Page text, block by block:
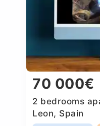
70 000€
2 bedrooms
Leon, Spain